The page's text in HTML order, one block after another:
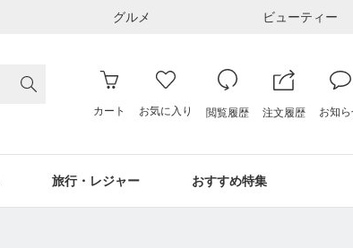
グルメ ビューティー
カート お気に入り 閲覧履歴 注文履歴 お知
旅行・レジャー おすすめ特集